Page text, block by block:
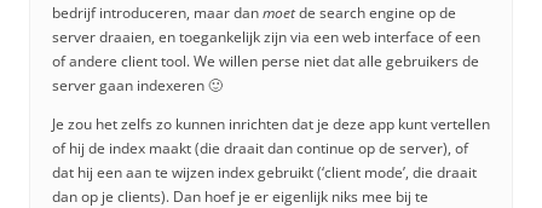
bedrijf introduceren, maar danmoetde search engine op de
server draaien, en toegankelijk zijn via een web interface of een
of andere client tool. We willen perse niet dat alle gebruikers de
server gaan indexeren 🙂
Je zou het zelfs zo kunnen inrichten dat je deze app kunt vertellen
of hij de index maakt (die draait dan continue op de server), of
dat hij een aan te wijzen index gebruikt (‘client mode’, die draait
dan op je clients). Dan hoef je er eigenlijk niks mee bij te